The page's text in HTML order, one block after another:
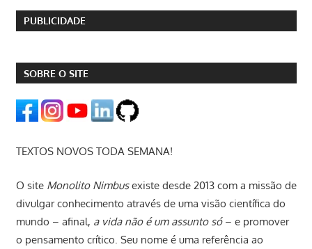
PUBLICIDADE
SOBRE O SITE
TEXTOS NOVOS TODA SEMANA!
O site Monolito Nimbusexiste desde 2013 com a missão de
divulgar conhecimento através de uma visão científica do
mundo – afinal, a vida não é um assunto só– e promover
o pensamento crítico. Seu nome é uma referência ao